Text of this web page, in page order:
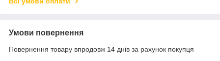
Умови повернення
Повернення товару впродовж 14 днів за рахунок покупця